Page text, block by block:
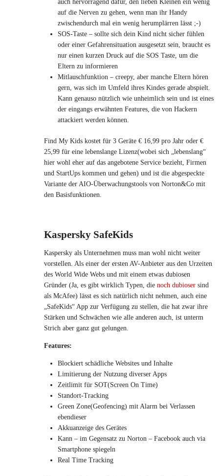
auch hervorragend dafür, den lieben Kleinen ein wenig
auf die Nerven zu gehen, wenn man ihr Handy
zwischendurch mal ein wenig herumplärren lässt ;-)
SOS-Taste – sollte sich dein Kind nicht sicher fühlen
oder einer Gefahrensituation ausgesetzt sein, braucht es
nur einen kurzen Druck auf die SOS Taste, um die
Eltern zu informieren
Mitlauschfunktion – creepy, aber manche Eltern hören
gern, was sich im Umfeld ihres Kindes gerade abspielt.
Kann genauso nützlich wie unheimlich sein und ist eines
der eingangs erwähnten Features, die von Hackern
attackiert werden können.
Find My Kids kostet für 3 Geräte € 16,99 pro Jahr oder €
25,99 für eine lebenslange Lizenz(wobei sich „lebenslang“
hier wohl eher auf das angebotene Service bezieht, Firmen
und StartUps kommen und gehen) und ist die abgespeckte
Variante der AIO-Überwachungstools von Norton&Co mit
den Basisfunktionen.
Kaspersky SafeKids
Kaspersky als Unternehmen muss man wohl nicht weiter
vorstellen. Als einer der ersten AV-Anbieter aus den Urzeiten
des World Wide Webs und mit einem etwas dubiosen
Gründer (Ja, es gibt wirklich Typen, die noch dubioser sind
als McAfee) lässt es sich natürlich nicht nehmen, auch eine
„SafeKids“ App zur Verfügung zu stellen, die hat zwar ihre
Stärken und Schwächen wie alle anderen auch, ist unterm
Strich aber ganz gut gelungen.
Features:
Blockiert schädliche Websites und Inhalte
Limitierung der Nutzung diverser Apps
Zeitlimit für SOT(Screen On Time)
Standort-Tracking
Green Zone(Geofencing) mit Alarm bei Verlassen
ebendieser
Akkuanzeige des Gerätes
Kann – im Gegensatz zu Norton – Facebook auch via
Smartphone spiegeln
Real Time Tracking